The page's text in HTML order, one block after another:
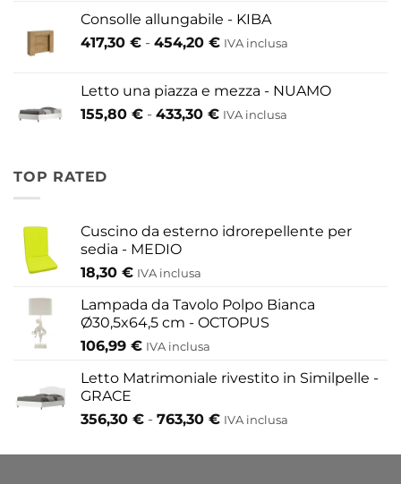
146,30 €
da
200,60 €
609,60 €
Consolle allungabile - KIBA
417,30 € - 454,20 €Fascia
da
417,30 €
IVA inclusa
Letto una piazza e mezza - NUAMO
155,80 € - 433,30 €Fascia
433,30 €
IVA inclusa
TOP RATED
Cuscino da esterno idrorepellente per
sedia - MEDIO
18,30 € IVA inclusa
Lampada da Tavolo Polpo Bianca
Ø30,5x64,5 cm - OCTOPUS
106,99 € IVA inclusa
Letto Matrimoniale rivestito in Similpelle -
GRACE
356,30 € - 763,30 €Fascia
prezzo:
IVA inclusa